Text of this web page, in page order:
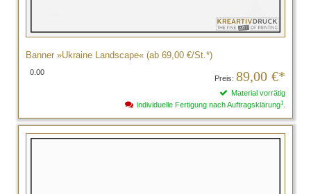
Banner »Ukraine Landscape« (ab 69,00 €/St.*)
0.00
Preis: 89,00 €*
Material vorrätig
individuelle Fertigung nach Auftragsklärung1